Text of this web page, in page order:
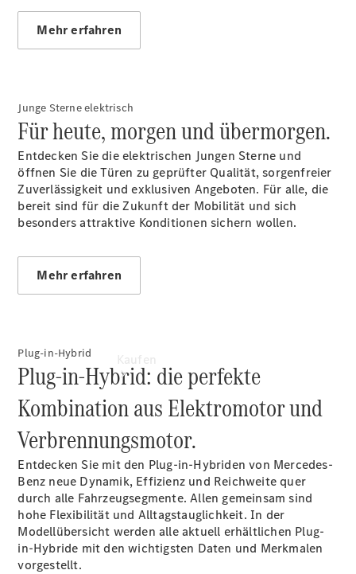
Ansprechpartner
finden
Probefahrt
vereinbaren
Konfigurator
Modellübersicht
Tel: +49 421
4681 0
Übersicht
140 Jahre
Innovation
Mercedes-
Benz
Mehr erfahren
Junge Sterne elektrisch
Für heute, morgen und übermorgen.
Entdecken Sie die elektrischen Jungen Sterne und
öffnen Sie die Türen zu geprüfter Qualität, sorgenfreier
Zuverlässigkeit und exklusiven Angeboten. Für alle, die
bereit sind für die Zukunft der Mobilität und sich
besonders attraktive Konditionen sichern wollen.
Mehr erfahren
Plug-in-Hybrid
Plug-in-Hybrid: die perfekte
Kombination aus Elektromotor und
Verbrennungsmotor.
Entdecken Sie mit den Plug-in-Hybriden von Mercedes-
Benz neue Dynamik, Effizienz und Reichweite quer
durch alle Fahrzeugsegmente. Allen gemeinsam sind
hohe Flexibilität und Alltagstauglichkeit. In der
Modellübersicht werden alle aktuell erhältlichen Plug-
in-Hybride mit den wichtigsten Daten und Merkmalen
vorgestellt.